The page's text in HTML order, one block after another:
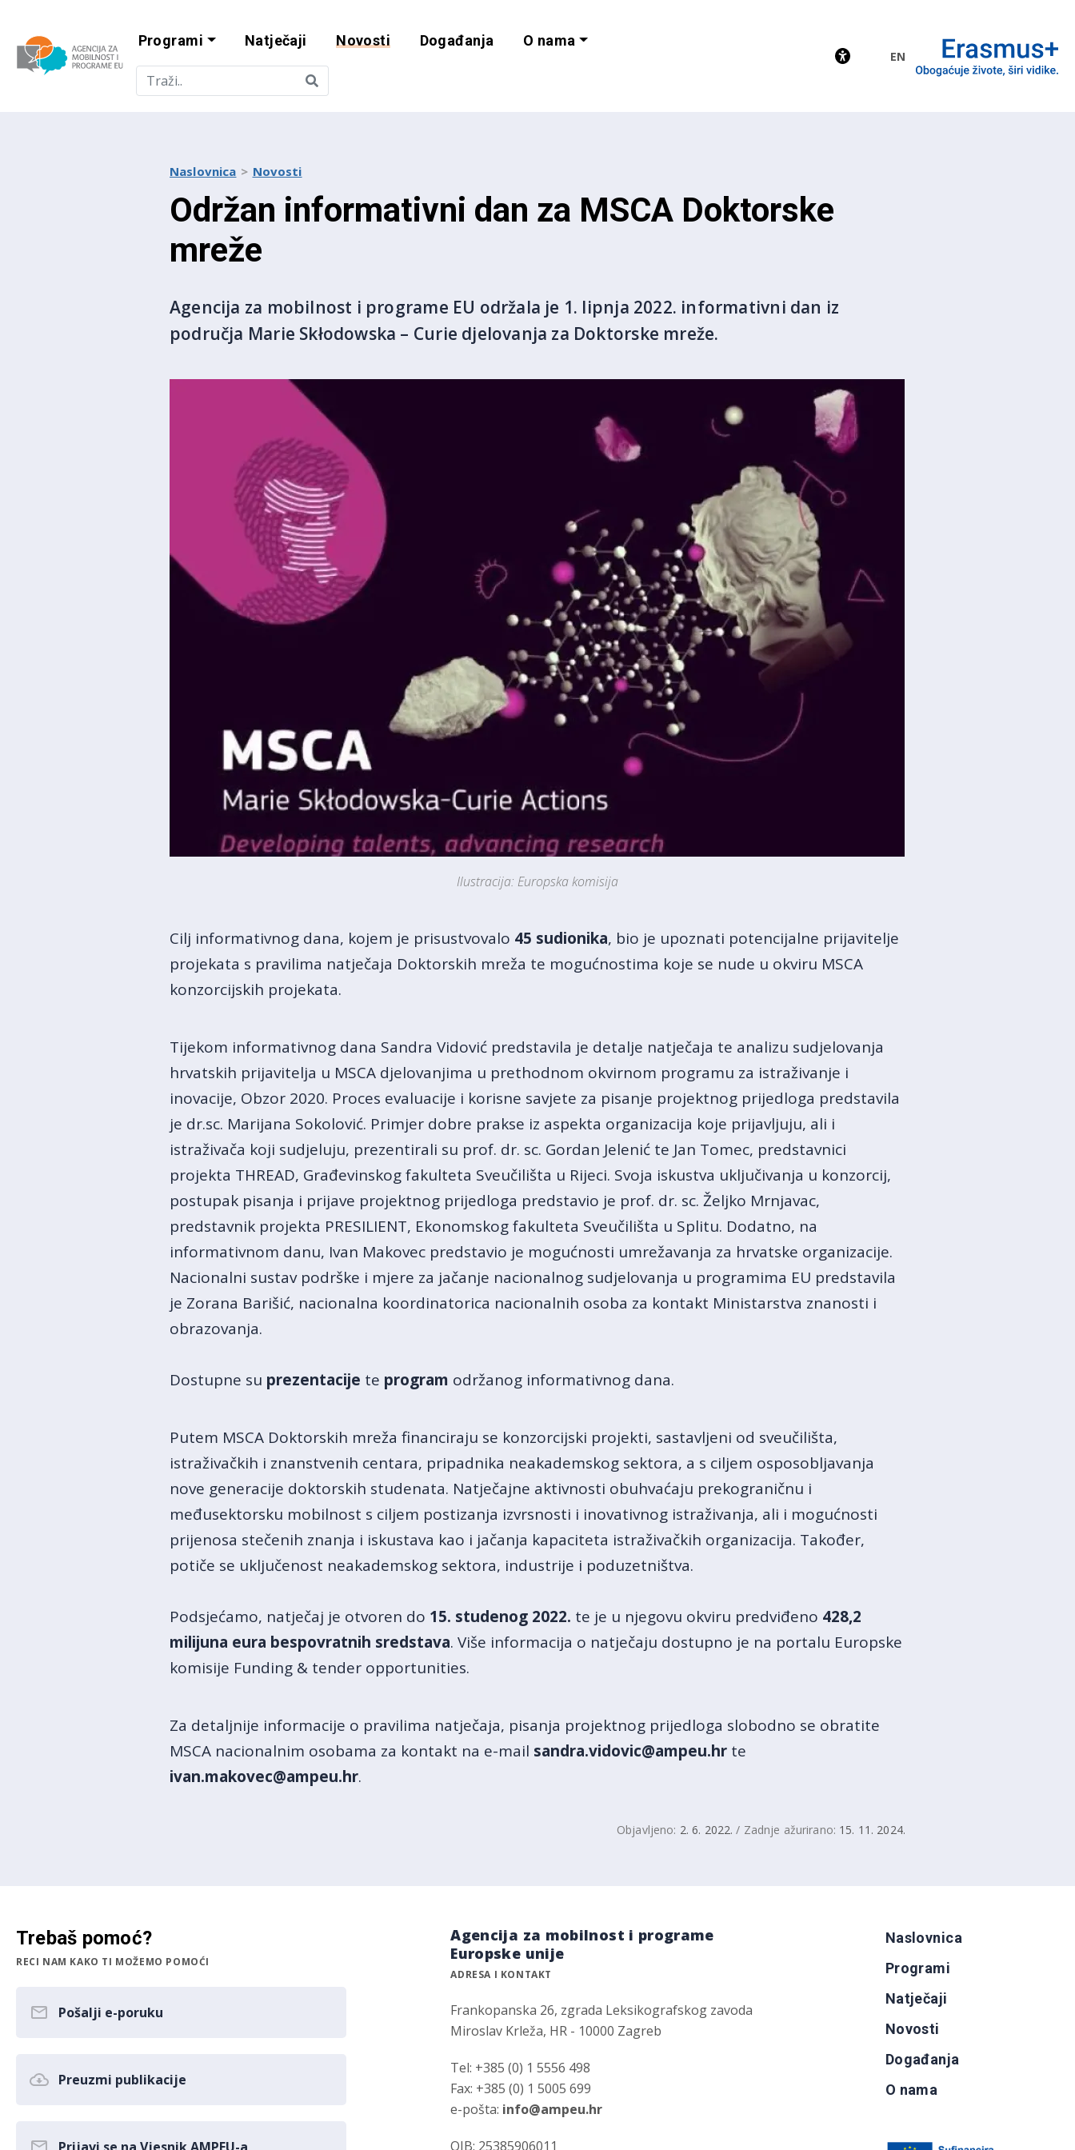
Agencija za mobilnost i programe EU
Programi Natječaji Novosti Događanja O nama
EN
Naslovnica Novosti
Održan informativni dan za MSCA Doktorske
mreže
Agencija za mobilnost i programe EU održala je 1. lipnja 2022. informativni dan iz
područja Marie Skłodowska – Curie djelovanja za Doktorske mreže.
Ilustracija: Europska komisija
Cilj informativnog dana, kojem je prisustvovalo 45 sudionika, bio je upoznati potencijalne prijavitelje
projekata s pravilima natječaja Doktorskih mreža te mogućnostima koje se nude u okviru MSCA
konzorcijskih projekata.
Tijekom informativnog dana Sandra Vidović predstavila je detalje natječaja te analizu sudjelovanja
hrvatskih prijavitelja u MSCA djelovanjima u prethodnom okvirnom programu za istraživanje i
inovacije, Obzor 2020. Proces evaluacije i korisne savjete za pisanje projektnog prijedloga predstavila
je dr.sc. Marijana Sokolović. Primjer dobre prakse iz aspekta organizacija koje prijavljuju, ali i
istraživača koji sudjeluju, prezentirali su prof. dr. sc. Gordan Jelenić te Jan Tomec, predstavnici
projekta THREAD, Građevinskog fakulteta Sveučilišta u Rijeci. Svoja iskustva uključivanja u konzorcij,
postupak pisanja i prijave projektnog prijedloga predstavio je prof. dr. sc. Željko Mrnjavac,
predstavnik projekta PRESILIENT, Ekonomskog fakulteta Sveučilišta u Splitu. Dodatno, na
informativnom danu, Ivan Makovec predstavio je mogućnosti umrežavanja za hrvatske organizacije.
Nacionalni sustav podrške i mjere za jačanje nacionalnog sudjelovanja u programima EU predstavila
je Zorana Barišić, nacionalna koordinatorica nacionalnih osoba za kontakt Ministarstva znanosti i
obrazovanja.
Dostupne su prezentacije te program održanog informativnog dana.
Putem MSCA Doktorskih mreža financiraju se konzorcijski projekti, sastavljeni od sveučilišta,
istraživačkih i znanstvenih centara, pripadnika neakademskog sektora, a s ciljem osposobljavanja
nove generacije doktorskih studenata. Natječajne aktivnosti obuhvaćaju prekograničnu i
međusektorsku mobilnost s ciljem postizanja izvrsnosti i inovativnog istraživanja, ali i mogućnosti
prijenosa stečenih znanja i iskustava kao i jačanja kapaciteta istraživačkih organizacija. Također,
potiče se uključenost neakademskog sektora, industrije i poduzetništva.
Podsjećamo, natječaj je otvoren do 15. studenog 2022. te je u njegovu okviru predviđeno 428,2
milijuna eura bespovratnih sredstava. Više informacija o natječaju dostupno je na portalu Europske
komisije Funding & tender opportunities.
Za detaljnije informacije o pravilima natječaja, pisanja projektnog prijedloga slobodno se obratite
MSCA nacionalnim osobama za kontakt na e-mail sandra.vidovic@ampeu.hr te
ivan.makovec@ampeu.hr.
Objavljeno: 2. 6. 2022. / Zadnje ažurirano: 15. 11. 2024.
Trebaš pomoć?
RECI NAM KAKO TI MOŽEMO POMOĆI
Pošalji e-poruku
Preuzmi publikacije
Agencija za mobilnost i programe
Europske unije
ADRESA I KONTAKT
Frankopanska 26, zgrada Leksikografskog zavoda
Miroslav Krleža, HR - 10000 Zagreb
Tel: +385 (0) 1 5556 498
Fax: +385 (0) 1 5005 699
e-pošta: info@ampeu.hr
OIB: 25385906011
Naslovnica
Programi
Natječaji
Novosti
Događanja
O nama